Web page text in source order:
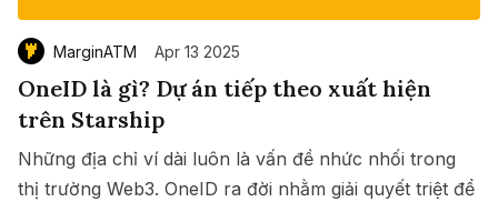
MarginATM Apr 13 2025
OneID là gì? Dự án tiếp theo xuất hiện
trên Starship
Những địa chỉ ví dài luôn là vấn đề nhức nhối trong
thị trường Web3. OneID ra đời nhằm giải quyết triệt để